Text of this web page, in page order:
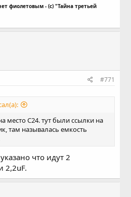
фиолетовым - (с) "Тайна третьей
#771
место С24. тут были ссылки на
там называлась емкость
что идут 2
2,2uF.